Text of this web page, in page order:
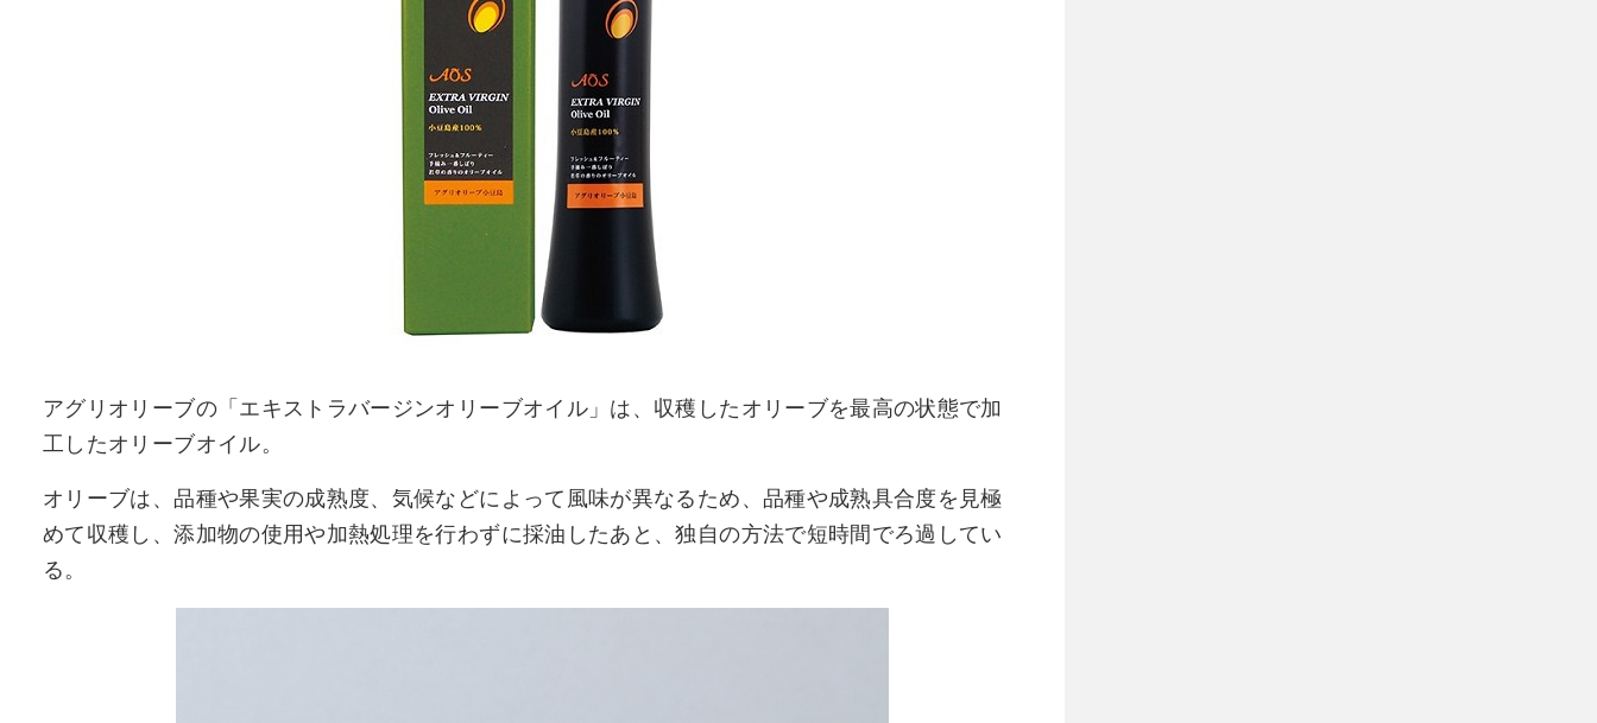
アグリオリーブの「エキストラバージンオリーブオイル」は、収穫したオリーブを最高の状態で加
工したオリーブオイル。
オリーブは、品種や果実の成熟度、気候などによって風味が異なるため、品種や成熟具合度を見極
めて収穫し、添加物の使用や加熱処理を行わずに採油したあと、独自の方法で短時間でろ過してい
る。